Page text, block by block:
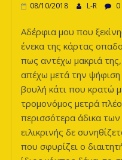
08/10/2018 L-R
Αδέρφια μου που
ένεκα της κάρτας
πως αντέχω μακριά
απέχω μετά την
βουλή κάτι που κρατώ
τρομονόμος μετρά
περισσότερα άδικα
ειλικρινής δε
που σφυρίζει ο